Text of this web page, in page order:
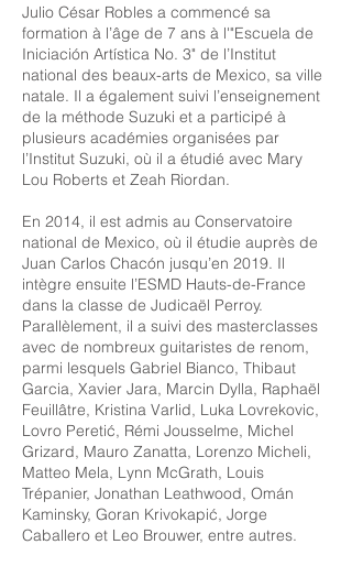
Julio César Robles a commencé sa
formation à l’âge de 7 ans à l'"Escuela de
Iniciación Artística No. 3" de l’Institut
national des beaux-arts de Mexico, sa ville
natale. Il a également suivi l’enseignement
de la méthode Suzuki et a participé à
plusieurs académies organisées par
l’Institut Suzuki, où il a étudié avec Mary
Lou Roberts et Zeah Riordan.
En 2014, il est admis au Conservatoire
national de Mexico, où il étudie auprès de
Juan Carlos Chacón jusqu’en 2019. Il
intègre ensuite l’ESMD Hauts-de-France
dans la classe de Judicaël Perroy.
Parallèlement, il a suivi des masterclasses
avec de nombreux guitaristes de renom,
parmi lesquels Gabriel Bianco, Thibaut
Garcia, Xavier Jara, Marcin Dylla, Raphaël
Feuillâtre, Kristina Varlid, Luka Lovrekovic,
Lovro Peretić, Rémi Jousselme, Michel
Grizard, Mauro Zanatta, Lorenzo Micheli,
Matteo Mela, Lynn McGrath, Louis
Trépanier, Jonathan Leathwood, Omán
Kaminsky, Goran Krivokapić, Jorge
Caballero et Leo Brouwer, entre autres.